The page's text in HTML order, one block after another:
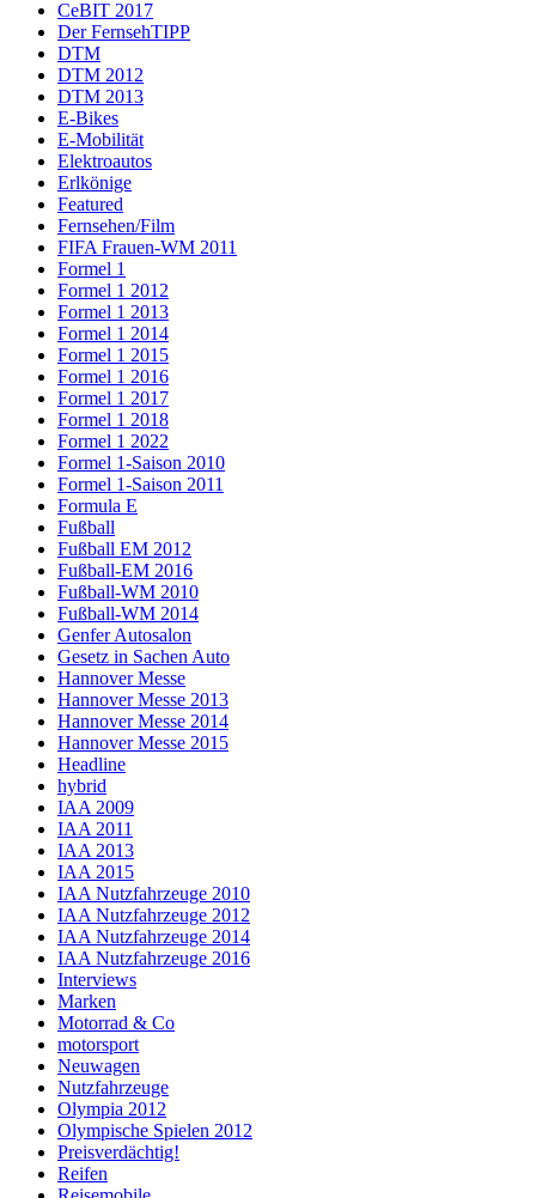
CeBIT 2017
Der FernsehTIPP
DTM
DTM 2012
DTM 2013
E-Bikes
E-Mobilität
Elektroautos
Erlkönige
Featured
Fernsehen/Film
FIFA Frauen-WM 2011
Formel 1
Formel 1 2012
Formel 1 2013
Formel 1 2014
Formel 1 2015
Formel 1 2016
Formel 1 2017
Formel 1 2018
Formel 1 2022
Formel 1-Saison 2010
Formel 1-Saison 2011
Formula E
Fußball
Fußball EM 2012
Fußball-EM 2016
Fußball-WM 2010
Fußball-WM 2014
Genfer Autosalon
Gesetz in Sachen Auto
Hannover Messe
Hannover Messe 2013
Hannover Messe 2014
Hannover Messe 2015
Headline
hybrid
IAA 2009
IAA 2011
IAA 2013
IAA 2015
IAA Nutzfahrzeuge 2010
IAA Nutzfahrzeuge 2012
IAA Nutzfahrzeuge 2014
IAA Nutzfahrzeuge 2016
Interviews
Marken
Motorrad & Co
motorsport
Neuwagen
Nutzfahrzeuge
Olympia 2012
Olympische Spielen 2012
Preisverdächtig!
Reifen